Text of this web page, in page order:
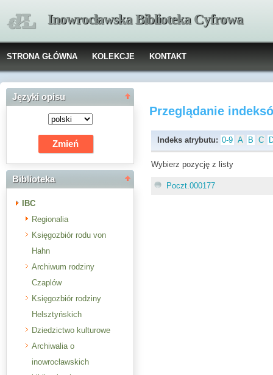
Inowrocławska Biblioteka Cyfrowa
STRONA GŁÓWNA KOLEKCJE KONTAKT
Języki opisu
Biblioteka
IBC
Regionalia
Księgozbiór rodu von
Hahn
Archiwum rodziny
Czaplów
Księgozbiór rodziny
Helsztyńskich
Dziedzictwo kulturowe
Archiwalia o
inowrocławskich
Przeglądanie
Indeks atrybutu: 0-9 A B C
Wybierz pozycję z listy
Poczt.000177